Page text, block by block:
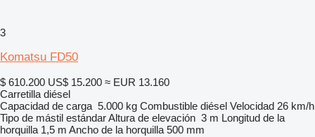
3
Komatsu FD50
$ 610.200 US$ 15.200 ≈ EUR 13.160
Carretilla diésel
Capacidad de carga 5.000 kg Combustible diésel Velocidad 26 km/h
Tipo de mástil estándarAltura de elevación 3 m Longitud de la
horquilla 1,5 m Ancho de la horquilla 500 mm